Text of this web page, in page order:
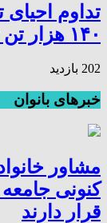
تداوم
۱۴۰ هزار تن تولید در اردیبهشت
202 بازدید
خبرهای بانوان
مشاور
کنونی
قرار دارند